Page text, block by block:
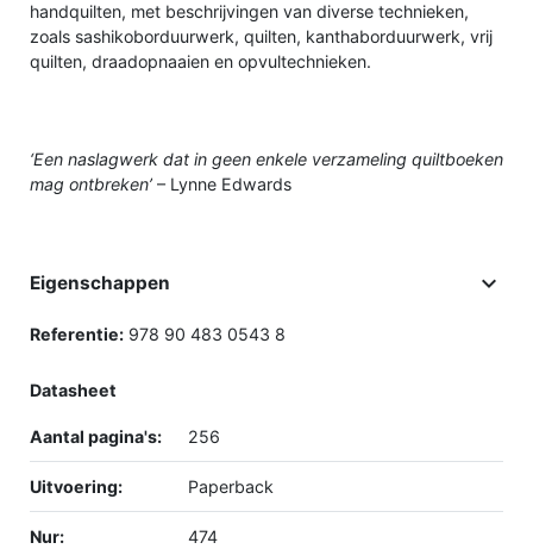
handquilten, met beschrijvingen van diverse technieken,
zoals sashikoborduurwerk, quilten, kanthaborduurwerk, vrij
quilten, draadopnaaien en opvultechnieken.
‘Een naslagwerk dat in geen enkele verzameling quiltboeken
mag ontbreken’ – Lynne Edwards
Eigenschappen 
Referentie: 978 90 483 0543 8
Datasheet
Aantal pagina's: 256
Uitvoering: Paperback
Nur: 474